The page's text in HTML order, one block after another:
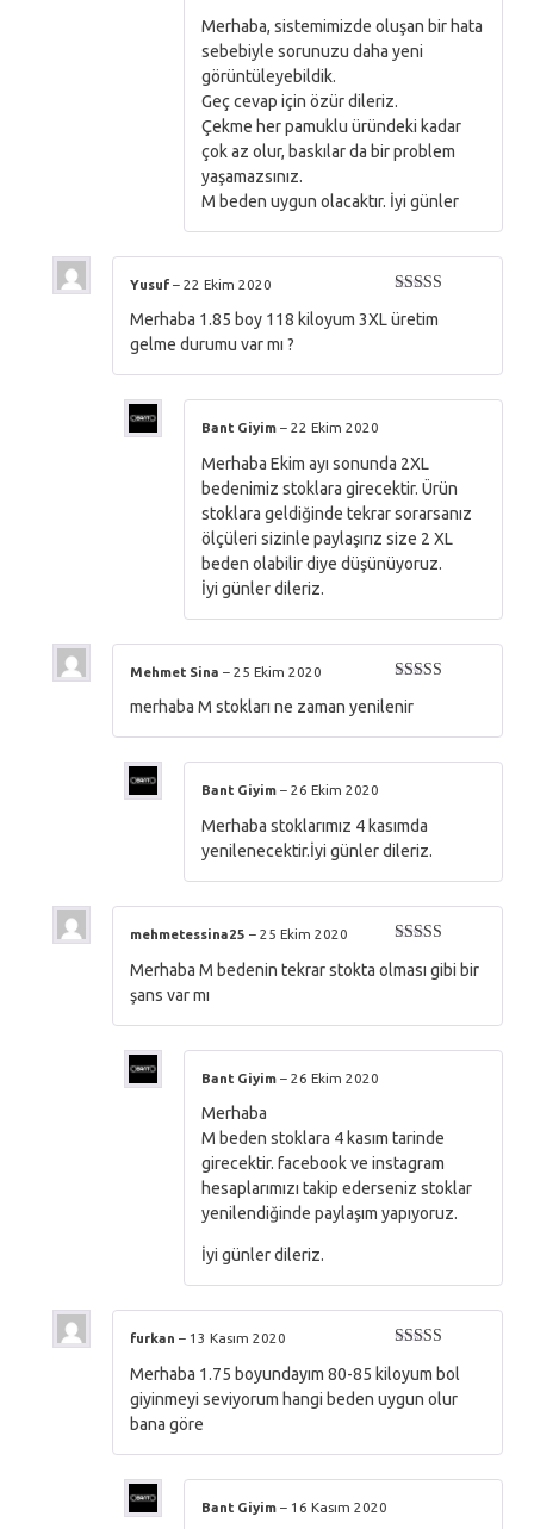
Merhaba, sistemimizde oluşan bir hata
sebebiyle sorunuzu daha yeni
görüntüleyebildik.
Geç cevap için özür dileriz.
Çekme her pamuklu üründeki kadar
çok az olur, baskılar da bir problem
yaşamazsınız.
M beden uygun olacaktır. İyi günler
5oy aldı
Yusuf – 22 Ekim 2020
Merhaba 1.85 boy 118 kiloyum 3XL üretim
gelme durumu var mı ?
Bant Giyim – 22 Ekim 2020
Merhaba Ekim ayı sonunda 2XL
bedenimiz stoklara girecektir. Ürün
stoklara geldiğinde tekrar sorarsanız
ölçüleri sizinle paylaşırız size 2 XL
beden olabilir diye düşünüyoruz.
İyi günler dileriz.
5oy aldı
Mehmet Sina – 25 Ekim 2020
merhaba M stokları ne zaman yenilenir
Bant Giyim – 26 Ekim 2020
Merhaba stoklarımız 4 kasımda
yenilenecektir.İyi günler dileriz.
5oy aldı
mehmetessina25 – 25 Ekim 2020
Merhaba M bedenin tekrar stokta olması gibi bir
şans var mı
Bant Giyim – 26 Ekim 2020
Merhaba
M beden stoklara 4 kasım tarinde
girecektir. facebook ve instagram
hesaplarımızı takip ederseniz stoklar
yenilendiğinde paylaşım yapıyoruz.
İyi günler dileriz.
5oy aldı
furkan – 13 Kasım 2020
Merhaba 1.75 boyundayım 80-85 kiloyum bol
giyinmeyi seviyorum hangi beden uygun olur
bana göre
Bant Giyim – 16 Kasım 2020